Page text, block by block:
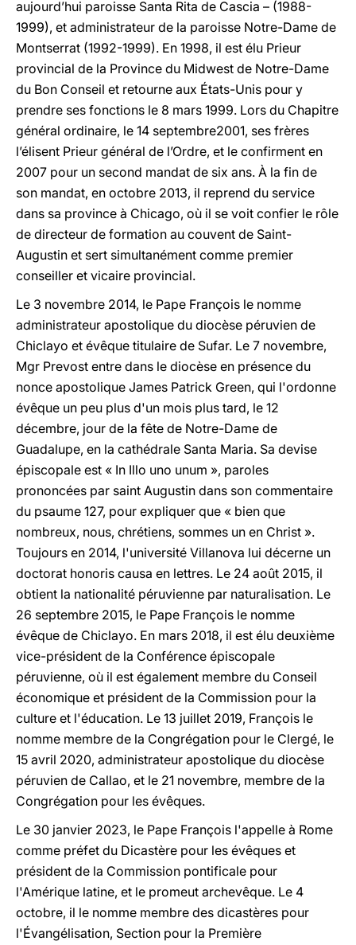
aujourd’hui paroisse Santa Rita de Cascia – (1988-
1999), et administrateur de la paroisse Notre-Dame de
Montserrat (1992-1999). En 1998, il est élu Prieur
provincial de la Province du Midwest de Notre-Dame
du Bon Conseil et retourne aux États-Unis pour y
prendre ses fonctions le 8 mars 1999. Lors du Chapitre
général ordinaire, le 14 septembre2001, ses frères
l’élisent Prieur général de l’Ordre, et le confirment en
2007 pour un second mandat de six ans. À la fin de
son mandat, en octobre 2013, il reprend du service
dans sa province à Chicago, où il se voit confier le rôle
de directeur de formation au couvent de Saint-
Augustin et sert simultanément comme premier
conseiller et vicaire provincial.
Le 3 novembre 2014, le Pape François le nomme
administrateur apostolique du diocèse péruvien de
Chiclayo et évêque titulaire de Sufar. Le 7 novembre,
Mgr Prevost entre dans le diocèse en présence du
nonce apostolique James Patrick Green, qui l'ordonne
évêque un peu plus d'un mois plus tard, le 12
décembre, jour de la fête de Notre-Dame de
Guadalupe, en la cathédrale Santa Maria. Sa devise
épiscopale est « In Illo uno unum », paroles
prononcées par saint Augustin dans son commentaire
du psaume 127, pour expliquer que « bien que
nombreux, nous, chrétiens, sommes un en Christ ».
Toujours en 2014, l'université Villanova lui décerne un
doctorat honoris causa en lettres. Le 24 août 2015, il
obtient la nationalité péruvienne par naturalisation. Le
26 septembre 2015, le Pape François le nomme
évêque de Chiclayo. En mars 2018, il est élu deuxième
vice-président de la Conférence épiscopale
péruvienne, où il est également membre du Conseil
économique et président de la Commission pour la
culture et l'éducation. Le 13 juillet 2019, François le
nomme membre de la Congrégation pour le Clergé, le
15 avril 2020, administrateur apostolique du diocèse
péruvien de Callao, et le 21 novembre, membre de la
Congrégation pour les évêques.
Le 30 janvier 2023, le Pape François l'appelle à Rome
comme préfet du Dicastère pour les évêques et
président de la Commission pontificale pour
l'Amérique latine, et le promeut archevêque. Le 4
octobre, il le nomme membre des dicastères pour
l'Évangélisation, Section pour la Première